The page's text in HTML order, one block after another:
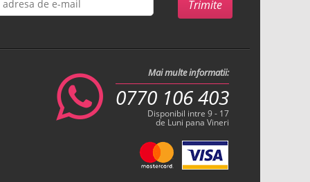
Mai multe informatii:
0770 106 403
Disponibil intre 9 - 17
de Luni pana Vineri